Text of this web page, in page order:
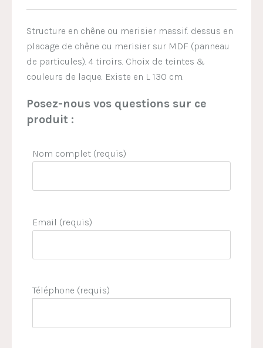
Structure en chêne ou merisier massif. dessus en
placage de chêne ou merisier sur MDF (panneau
de particules). 4 tiroirs. Choix de teintes &
couleurs de laque. Existe en L 130 cm.
Posez-nous vos questions sur ce
produit :
Nom complet (requis)
Email (requis)
Téléphone (requis)